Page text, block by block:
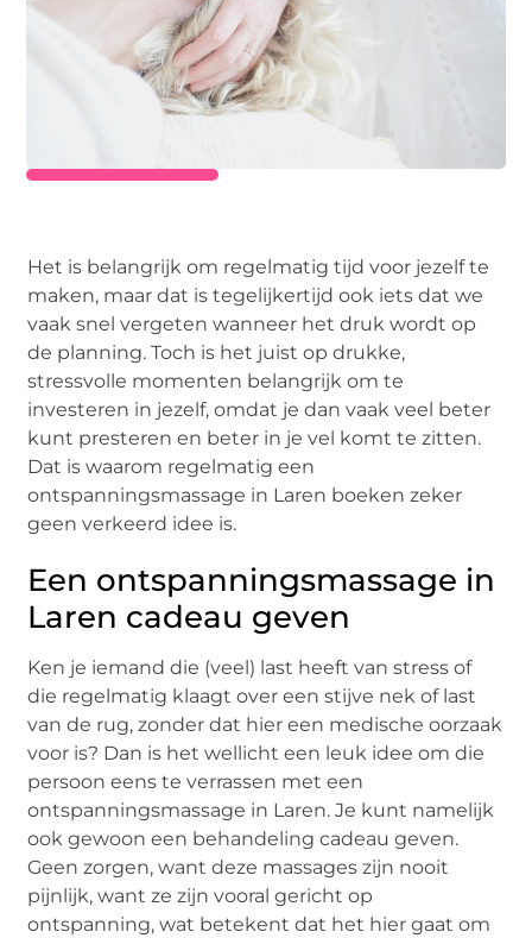
Het is belangrijk om regelmatig tijd voor jezelf te
maken, maar dat is tegelijkertijd ook iets dat we
vaak snel vergeten wanneer het druk wordt op
de planning. Toch is het juist op drukke,
stressvolle momenten belangrijk om te
investeren in jezelf, omdat je dan vaak veel beter
kunt presteren en beter in je vel komt te zitten.
Dat is waarom regelmatig een
ontspanningsmassage in Laren boeken zeker
geen verkeerd idee is.
Een ontspanningsmassage in
Laren cadeau geven
Ken je iemand die (veel) last heeft van stress of
die regelmatig klaagt over een stijve nek of last
van de rug, zonder dat hier een medische oorzaak
voor is? Dan is het wellicht een leuk idee om die
persoon eens te verrassen met een
ontspanningsmassage in Laren. Je kunt namelijk
ook gewoon een behandeling cadeau geven.
Geen zorgen, want deze massages zijn nooit
pijnlijk, want ze zijn vooral gericht op
ontspanning, wat betekent dat het hier gaat om